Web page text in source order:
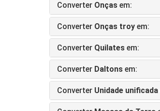
Converter Onças em:
Converter Onças troy em:
Converter Quilates em:
Converter Daltons em:
Converter Unidade